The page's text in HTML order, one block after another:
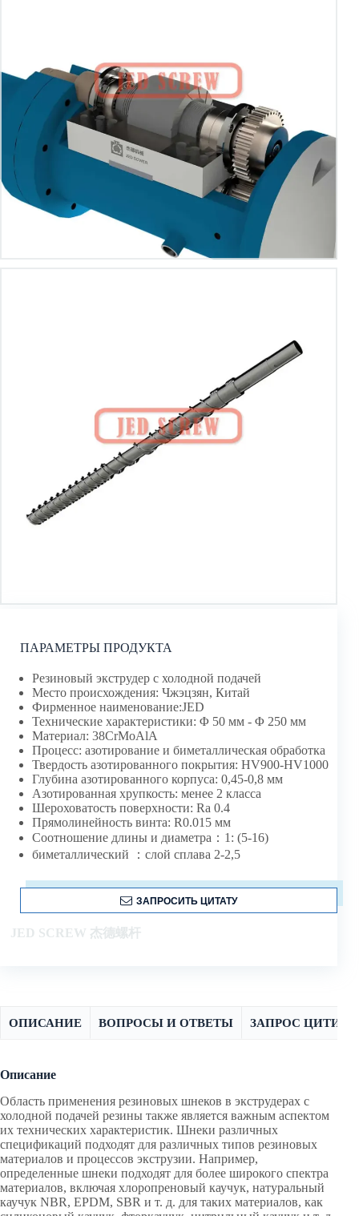
ПАРАМЕТРЫ ПРОДУКТА
Резиновый экструдер с холодной подачей
Место происхождения: Чжэцзян, Китай
Фирменное наименование:JED
Технические характеристики: Φ 50 мм - Φ 250 мм
Материал: 38CrMoAlA
Процесс: азотирование и биметаллическая обработка
Твердость азотированного покрытия: HV900-HV1000
Глубина азотированного корпуса: 0,45-0,8 мм
Азотированная хрупкость: менее 2 класса
Шероховатость поверхности: Ra 0.4
Прямолинейность винта: R0.015 мм
Соотношение длины и диаметра：1: (5-16)
биметаллический ：слой сплава 2-2,5
ЗАПРОСИТЬ ЦИТАТУ
JED SCREW 杰德螺杆
ОПИСАНИЕ ВОПРОСЫ И ОТВЕТЫ ЗАПРОС
Описание
Область применения резиновых шнеков в экструдерах с
холодной подачей резины также является важным аспектом
их технических характеристик. Шнеки различных
спецификаций подходят для различных типов резиновых
материалов и процессов экструзии. Например,
определенные шнеки подходят для более широкого спектра
материалов, включая хлоропреновый каучук, натуральный
каучук NBR, EPDM, SBR и т. д. для таких материалов, как